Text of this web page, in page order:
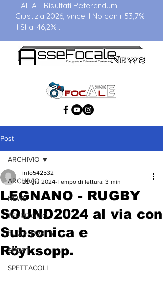
ITALIA - Risultati Referendum
Giustizia 2026, vince il No con il 53,7%
il SI al 46,2% .
Post
ARCHIVIO
NEWS
TERRITORIO
FUORI PORTA
SPORT
SPETTACOLI
ARCHIVIO
LEGNANO - RUGBY
SOUND2024 al via con
Subsonica e
Röyksopp.
info542532
29 giu 2024 Tempo di lettura: 3 min